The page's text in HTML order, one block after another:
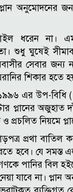
অনুমোদনের
ধরেন না।
শুধু ঘুষেই
সেবার
শিকার হতে
এর উপ-বিধি
প্লানের অজুহাত
প্রচলিত নিয়মে
প্রথা বাতিল
হবে। যে সমস্ত
পানির বিল
যাবে না।